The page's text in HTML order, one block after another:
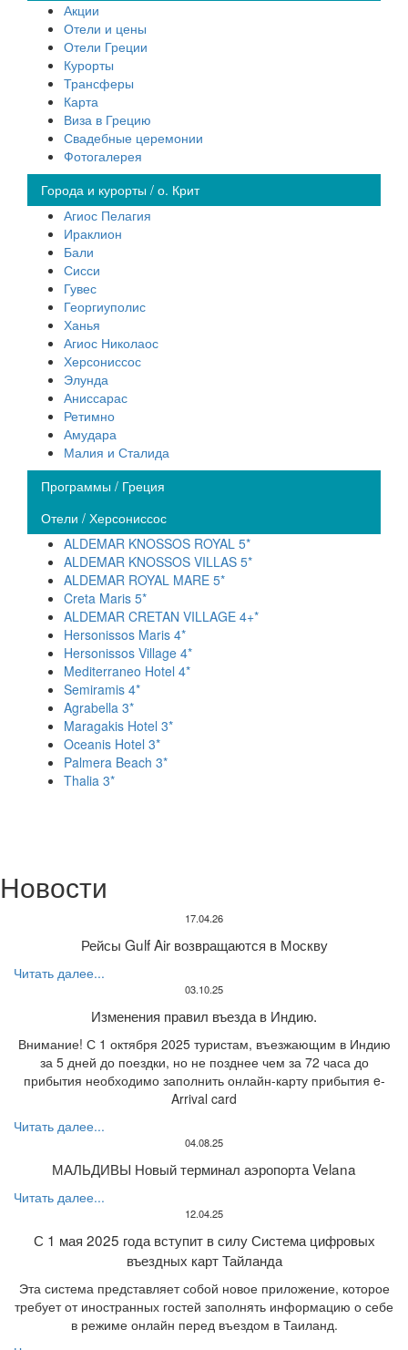
Акции
Отели и цены
Отели Греции
Курорты
Трансферы
Карта
Виза в Грецию
Свадебные церемонии
Фотогалерея
Города и курорты / о. Крит
Агиос Пелагия
Ираклион
Бали
Сисси
Гувес
Георгиуполис
Ханья
Агиос Николаос
Херсониссос
Элунда
Аниссарас
Ретимно
Амудара
Малия и Сталида
Программы / Греция
Отели / Херсониссос
ALDEMAR KNOSSOS ROYAL 5*
ALDEMAR KNOSSOS VILLAS 5*
ALDEMAR ROYAL MARE 5*
Creta Maris 5*
ALDEMAR CRETAN VILLAGE 4+*
Hersonissos Maris 4*
Hersonissos Village 4*
Mediterraneo Hotel 4*
Semiramis 4*
Agrabella 3*
Maragakis Hotel 3*
Oceanis Hotel 3*
Palmera Beach 3*
Thalia 3*
Новости
17.04.26
Рейсы Gulf Air возвращаются в Москву
Читать далее...
03.10.25
Изменения правил въезда в Индию.
Внимание! С 1 октября 2025 туристам, въезжающим в Индию
за 5 дней до поездки, но не позднее чем за 72 часа до
прибытия необходимо заполнить онлайн-карту прибытия e-
Arrival card
Читать далее...
04.08.25
МАЛЬДИВЫ Новый терминал аэропорта Velana
Читать далее...
12.04.25
С 1 мая 2025 года вступит в силу Система цифровых
въездных карт Тайланда
Эта система представляет собой новое приложение, которое
требует от иностранных гостей заполнять информацию о себе
в режиме онлайн перед въездом в Таиланд.